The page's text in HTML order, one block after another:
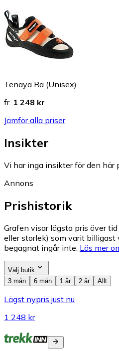
Tenaya Ra (Unisex)
fr. 1 248 kr
Jämför alla priser
Insikter
Vi har inga insikter för den här
Annons
Prishistorik
Grafen visar lägsta pris över
eller storlek) som varit billigast
begagnat ingår inte. Läs mer
Välj butik
3 mån
6 mån 1 år 2 år Allt
Lägst nypris just nu
1 248 kr